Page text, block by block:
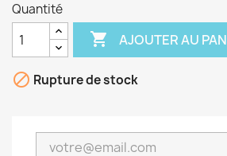
Quantité
 AJOUTER AU
 Rupture de stock